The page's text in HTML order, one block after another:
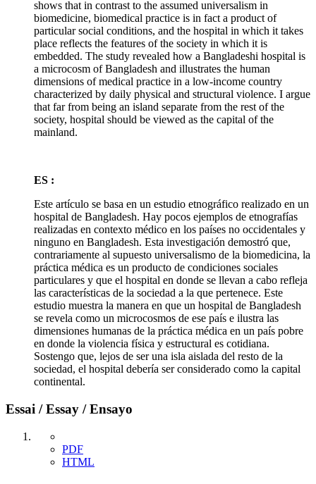
shows that in contrast to the assumed universalism in
biomedicine, biomedical practice is in fact a product of
particular social conditions, and the hospital in which it takes
place reflects the features of the society in which it is
embedded. The study revealed how a Bangladeshi hospital is
a microcosm of Bangladesh and illustrates the human
dimensions of medical practice in a low-income country
characterized by daily physical and structural violence. I argue
that far from being an island separate from the rest of the
society, hospital should be viewed as the capital of the
mainland.
ES :
Este artículo se basa en un estudio etnográfico realizado en un
hospital de Bangladesh. Hay pocos ejemplos de etnografías
realizadas en contexto médico en los países no occidentales y
ninguno en Bangladesh. Esta investigación demostró que,
contrariamente al supuesto universalismo de la biomedicina, la
práctica médica es un producto de condiciones sociales
particulares y que el hospital en donde se llevan a cabo refleja
las características de la sociedad a la que pertenece. Este
estudio muestra la manera en que un hospital de Bangladesh
se revela como un microcosmos de ese país e ilustra las
dimensiones humanas de la práctica médica en un país pobre
en donde la violencia física y estructural es cotidiana.
Sostengo que, lejos de ser una isla aislada del resto de la
sociedad, el hospital debería ser considerado como la capital
continental.
Essai / Essay / Ensayo
PDF
HTML